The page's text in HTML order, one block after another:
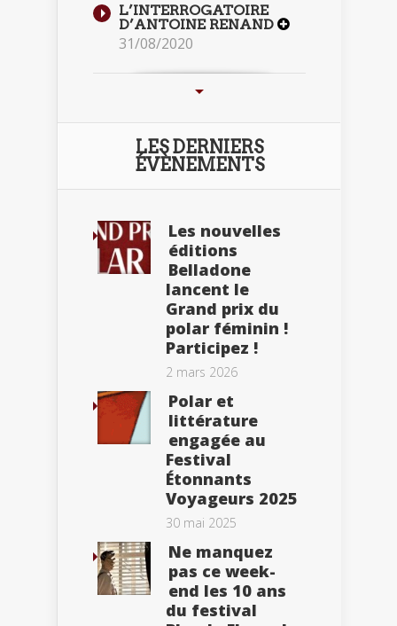
L’INTERROGATOIRE
D’ANTOINE RENAND
31/08/2020
LES DERNIERS
ÉVÈNEMENTS
Les nouvelles
éditions
Belladone
lancent le
Grand prix du
polar féminin !
Participez !
2 mars 2026
Polar et
littérature
engagée au
Festival
Étonnants
Voyageurs 2025
30 mai 2025
Ne manquez
pas ce week-
end les 10 ans
du festival